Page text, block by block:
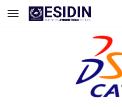
Toggle navigation